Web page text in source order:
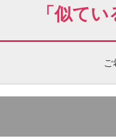
「似て
ご